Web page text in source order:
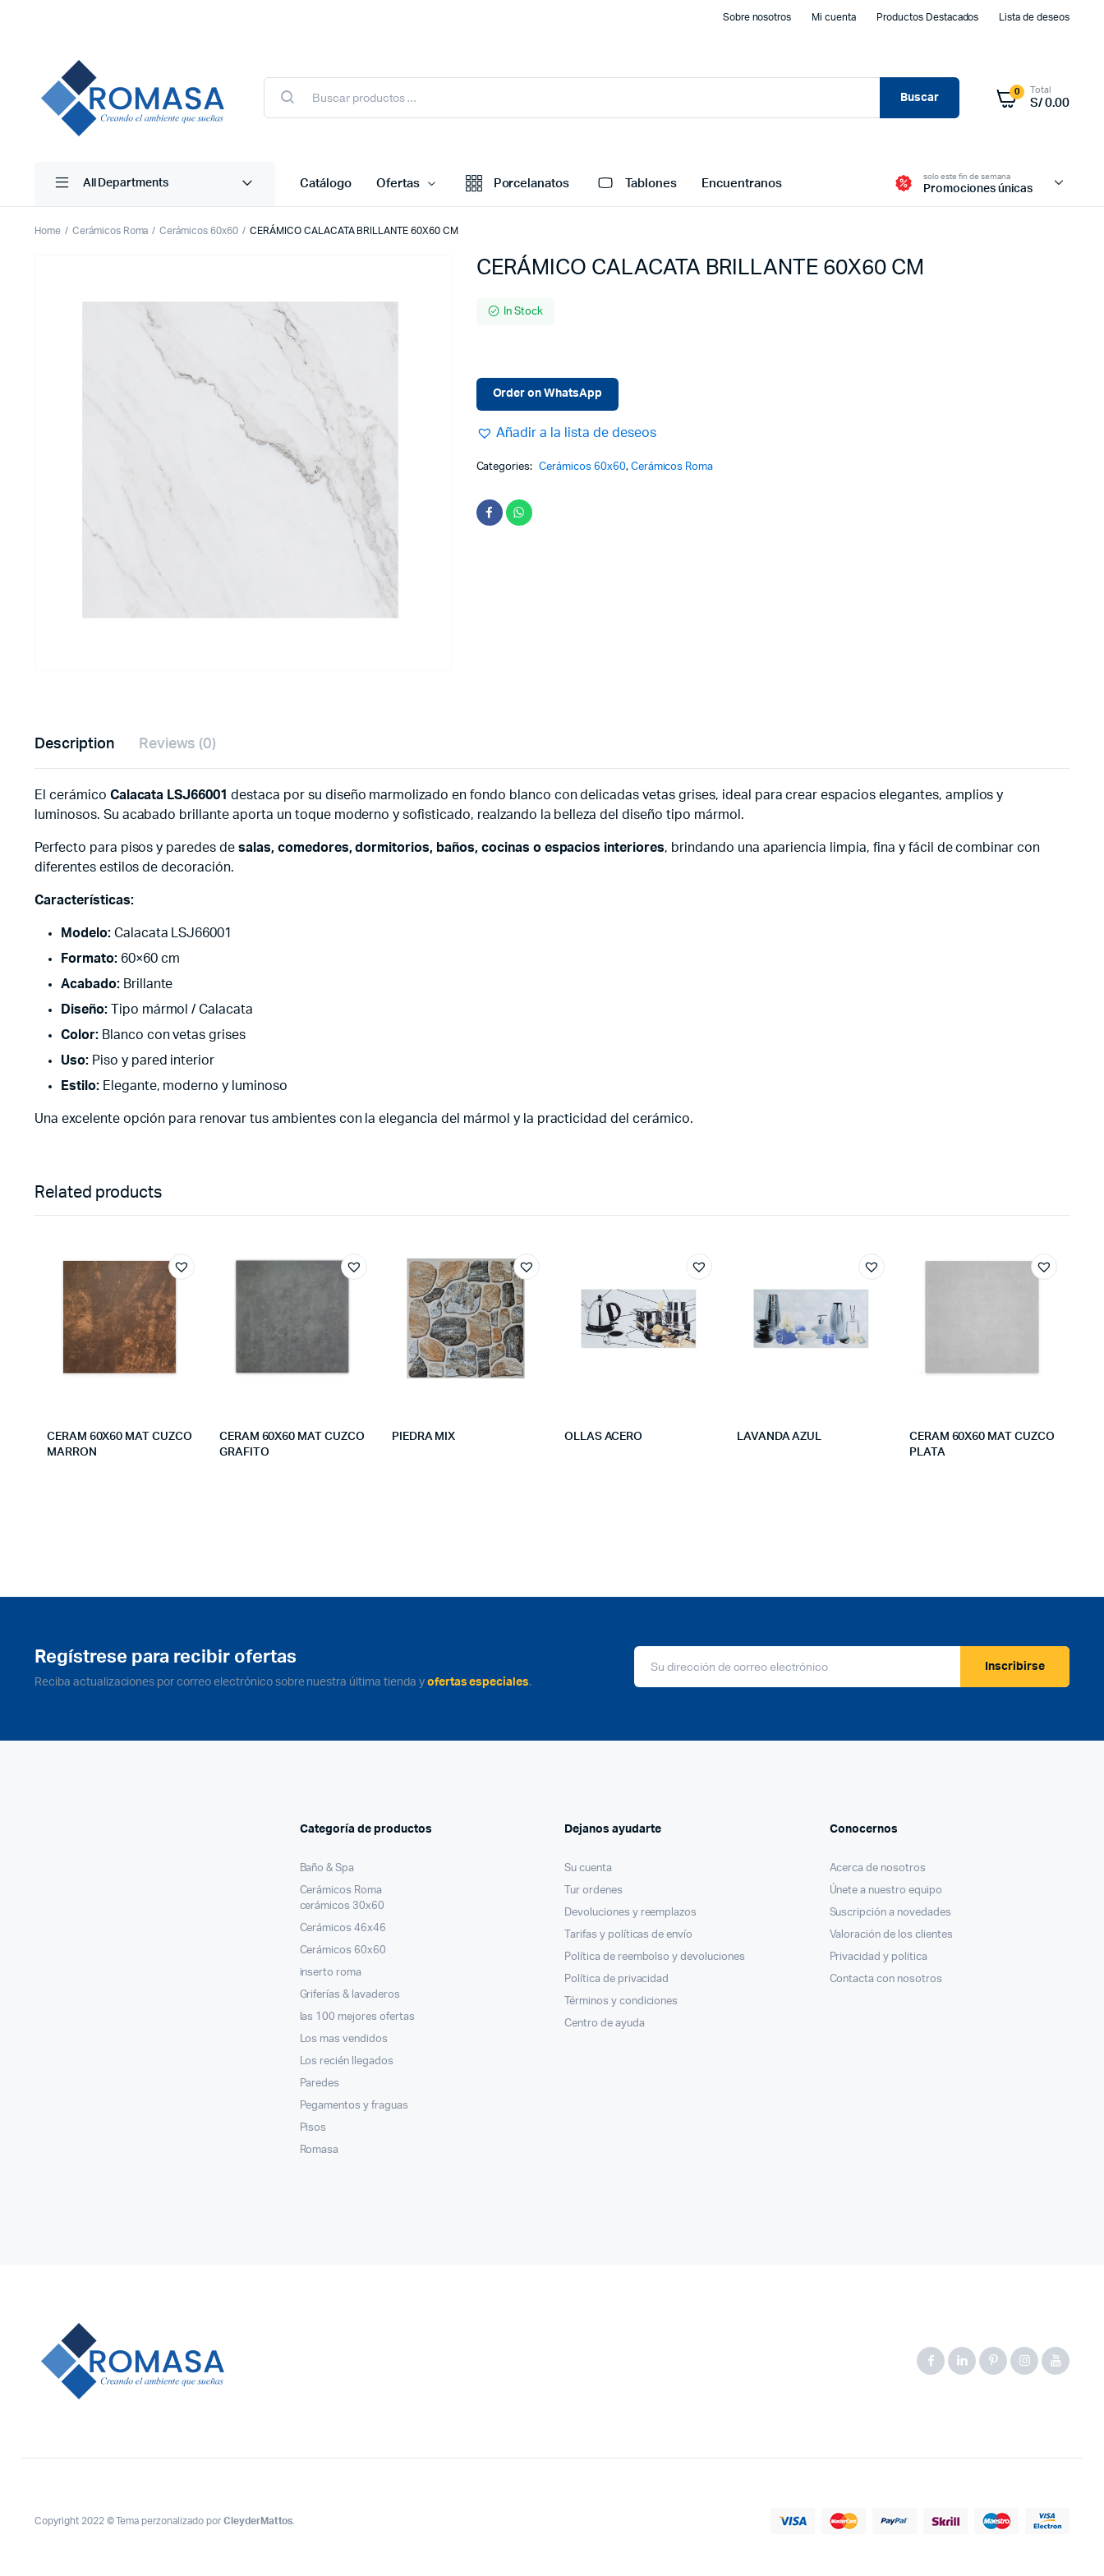
Sobre nosotros Mi cuenta Productos Destacados Lista de deseos
Búsqueda
Buscar
0 Total
S/ 0.00
All Departments Catálogo Ofertas Porcelanatos Tablones Encuentranos
solo este fin de semana
Promociones únicas
Home Cerámicos Roma Cerámicos 60x60 CERÁMICO CALACATA BRILLANTE 60X60 CM
CERÁMICO CALACATA BRILLANTE 60X60 CM
In Stock
Order on WhatsApp
Añadir a la lista de deseos
Categories: Cerámicos 60x60, Cerámicos Roma
Description Reviews (0)
El cerámico Calacata LSJ66001 destaca por su diseño marmolizado en fondo blanco con delicadas vetas grises, ideal para crear espacios elegantes, amplios y
luminosos. Su acabado brillante aporta un toque moderno y sofisticado, realzando la belleza del diseño tipo mármol.
Perfecto para pisos y paredes desalas, comedores, dormitorios, baños, cocinas o espacios interiores, brindando una apariencia limpia, fina y fácil de combinar con
diferentes estilos de decoración.
Características:
Modelo:Calacata LSJ66001
Formato:60×60 cm
Acabado:Brillante
Diseño:Tipo mármol / Calacata
Color:Blanco con vetas grises
Uso:Piso y pared interior
Estilo:Elegante, moderno y luminoso
Una excelente opción para renovar tus ambientes con la elegancia del mármol y la practicidad del cerámico.
Related products
CERAM 60X60 MAT CUZCO
MARRON
CERAM 60X60 MAT CUZCO
GRAFITO
PIEDRA MIX OLLAS ACERO LAVANDA AZUL
CERAM 60X60 MAT CUZCO
PLATA
Regístrese para recibir ofertas
Reciba actualizaciones por correo electrónico sobre nuestra última tienda y ofertas especiales.
Inscribirse
Categoría de productos
Baño & Spa
Cerámicos Roma
cerámicos 30x60
Cerámicos 46x46
Cerámicos 60x60
inserto roma
Griferías & lavaderos
las 100 mejores ofertas
Los mas vendidos
Los recién llegados
Paredes
Pegamentos y fraguas
Pisos
Romasa
Dejanos ayudarte
Su cuenta
Tur ordenes
Devoluciones y reemplazos
Tarifas y políticas de envío
Política de reembolso y devoluciones
Política de privacidad
Términos y condiciones
Centro de ayuda
Conocernos
Acerca de nosotros
Únete a nuestro equipo
Suscripción a novedades
Valoración de los clientes
Privacidad y politica
Contacta con nosotros
Copyright 2022 © Tema perzonalizado por CleyderMattos